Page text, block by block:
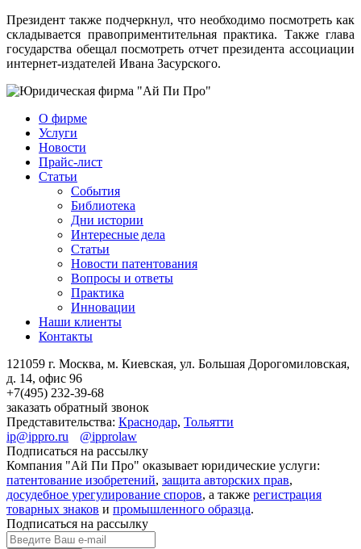
Президент также подчеркнул, что необходимо посмотреть как
складывается правоприментительная практика. Также глава
государства обещал посмотреть отчет президента ассоциации
интернет-издателей Ивана Засурского.
О фирме
Услуги
Новости
Прайс-лист
Статьи
События
Библиотека
Дни истории
Интересные дела
Статьи
Новости патентования
Вопросы и ответы
Практика
Инновации
Наши клиенты
Контакты
121059 г. Москва, м. Киевская, ул. Большая Дорогомиловская,
д. 14, офис 96
+7(495) 232-39-68
заказать обратный звонок
Представительства: Краснодар, Тольятти
ip@ippro.ru
@ipprolaw
Подписаться на рассылку
Компания "Ай Пи Про" оказывает юридические услуги:
патентование изобретений, защита авторских прав,
досудебное урегулирование споров, а также регистрация
товарных знаков и промышленного образца.
Подписаться на рассылку